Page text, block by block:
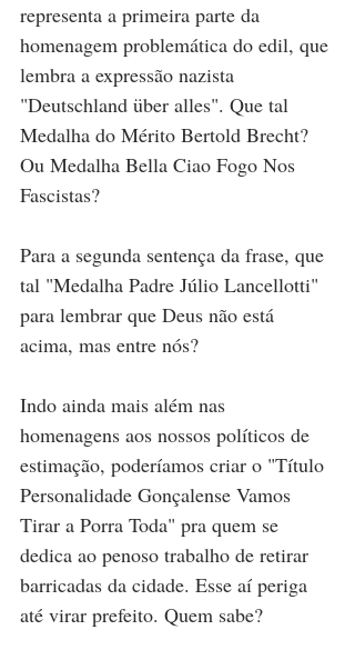
representa a primeira parte da
homenagem problemática do edil, que
lembra a expressão nazista
"Deutschland über alles". Que tal
Medalha do Mérito Bertold Brecht?
Ou Medalha Bella Ciao Fogo Nos
Fascistas?
Para a segunda sentença da frase, que
tal "Medalha Padre Júlio Lancellotti"
para lembrar que Deus não está
acima, mas entre nós?
Indo ainda mais além nas
homenagens aos nossos políticos de
estimação, poderíamos criar o "Título
Personalidade Gonçalense Vamos
Tirar a Porra Toda" pra quem se
dedica ao penoso trabalho de retirar
barricadas da cidade. Esse aí periga
até virar prefeito. Quem sabe?